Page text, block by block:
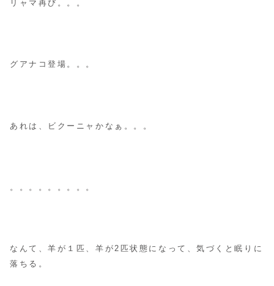
リャマ再び。。。
グアナコ登場。。。
あれは、ビクーニャかなぁ。。。
。。。。。。。。。
なんて、羊が１匹、羊が2匹状態になって、気づくと眠りに
落ちる。